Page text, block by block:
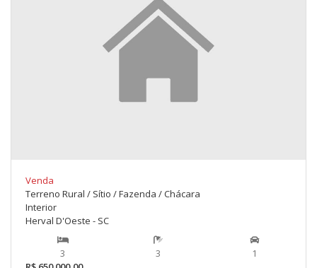
Venda
Terreno Rural / Sítio / Fazenda / Chácara
Interior
Herval D'Oeste - SC
3 3
1